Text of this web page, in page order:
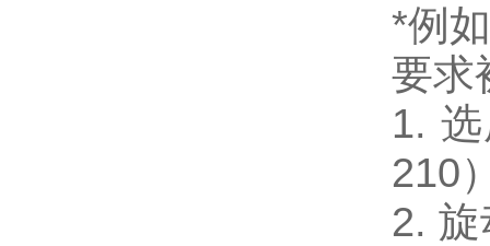
*例
要求
1.
210
2.